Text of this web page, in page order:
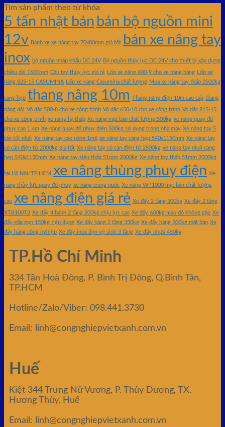
Tìm sản phẩm theo từ khóa
5 tấn nhật bản bán bộ nguồn mini
12v Bánh xe xe nâng tay 70x80mm giá tốt
bán xe nâng tay
inox bộ nguồn nhập khẩu DC 24V Bộ nguồn thủy lực DC 24V cho thiết bị xây dựng
chiều dài 1600mm Cẩu tay thủy lực giá rẻ Lốp xe nâng 600-9 cho xe nâng hàng
Lốp xe
nâng 825-15 CASUMINA
Lốp xe nâng Casumina chất lượng Mua xe nâng tay thấp 2500kg
càng hẹp thang nâng 10m Thang nâng điện 10m cao cấp thang
nâng đôi Vỏ đặc 500-8 cho xe công trình Vỏ đặc 650-10 cho xe công trình Vỏ đặc 815-15
cho xe công trình xe nâng hạ thấp Xe nâng mặt bàn chất lượng 500kg xe nâng quay đổ
phuy cao 1.4m Xe nâng quay đổ phuy điện 500kg sử dụng trong nhà máy Xe nâng tay 5
tấn tốt nhất Xe nâng tay cao nâng 1m6 xe nâng tay càng hẹp 540x1150mm Xe nâng tay
có cân điện tử 2000kg giá tốt Xe nâng tay có cân điện tử 2500kg xe nâng tay niuli càng
hẹp 540x1150mm Xe nâng tay siêu thấp 51mm 2000kg Xe nâng tay thấp 51mm 2000kg
tại Hà Nội/TP.HCM xe nâng thùng phuy điện Xe
nâng thủy lực quay đổ phuy xe nâng trung quốc Xe nâng WP1000 mặt bàn chất lượng
cao xe nâng điện giá rẻ Xe đẩy 2 tầng 300kg Xe đẩy 2 tầng
XTB100T2 Xe đẩy 4 bánh 2 tầng 200kg chịu lực cao Xe đẩy 600kg màu đỏ không gập Xe
đẩy gấp gọn 150kg tiện dụng Xe đẩy hàng 2 tầng 350kg Xe đẩy hàng 500kg mặt bàn Xe
đẩy hàng công nghiệp Xe đẩy inox dọn vệ sinh 3 tầng Xe đẩy nhựa 450kg
TP.Hồ Chí Minh
334 Tân Hoà Đông, P. Bình Trị Đông, Q.Bình Tân,
TP.HCM
Hotline/Zalo/Viber: 098.441.3730
Email: linh@congnghiepvietxanh.com.vn
Huế
Kiệt 344 Trưng Nữ Vương, P. Thủy Dương, TX.
Hương Thủy, Huế
Email: linh@congnghiepvietxanh.com.vn